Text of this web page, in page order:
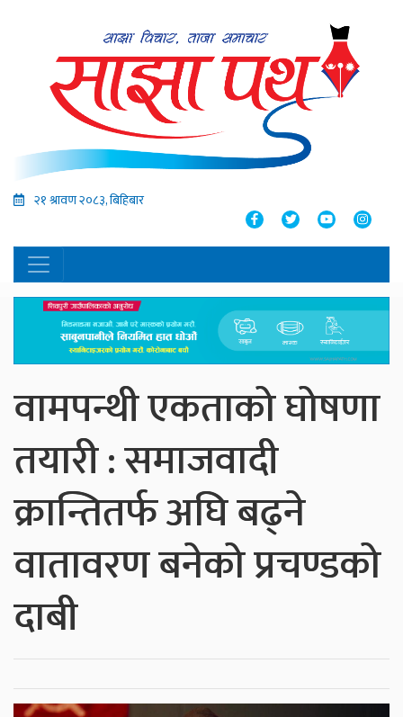
२१ श्रावण २०८३, बिहिबार
वामपन्थी एकताको घोषणा
तयारी : समाजवादी
क्रान्तितर्फ अघि बढ्ने
वातावरण बनेको प्रचण्डको
दाबी